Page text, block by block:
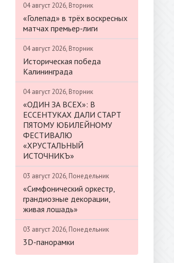
04 август 2026, Вторник
«Голепад» в трёх воскресных
матчах премьер-лиги
04 август 2026, Вторник
Историческая победа
Калининграда
04 август 2026, Вторник
«ОДИН ЗА ВСЕХ»: В
ЕССЕНТУКАХ ДАЛИ СТАРТ
ПЯТОМУ ЮБИЛЕЙНОМУ
ФЕСТИВАЛЮ
«ХРУСТАЛЬНЫЙ
ИСТОЧНИКЪ»
03 август 2026, Понедельник
«Симфонический оркестр,
грандиозные декорации,
живая лошадь»
03 август 2026, Понедельник
3D-панорамки